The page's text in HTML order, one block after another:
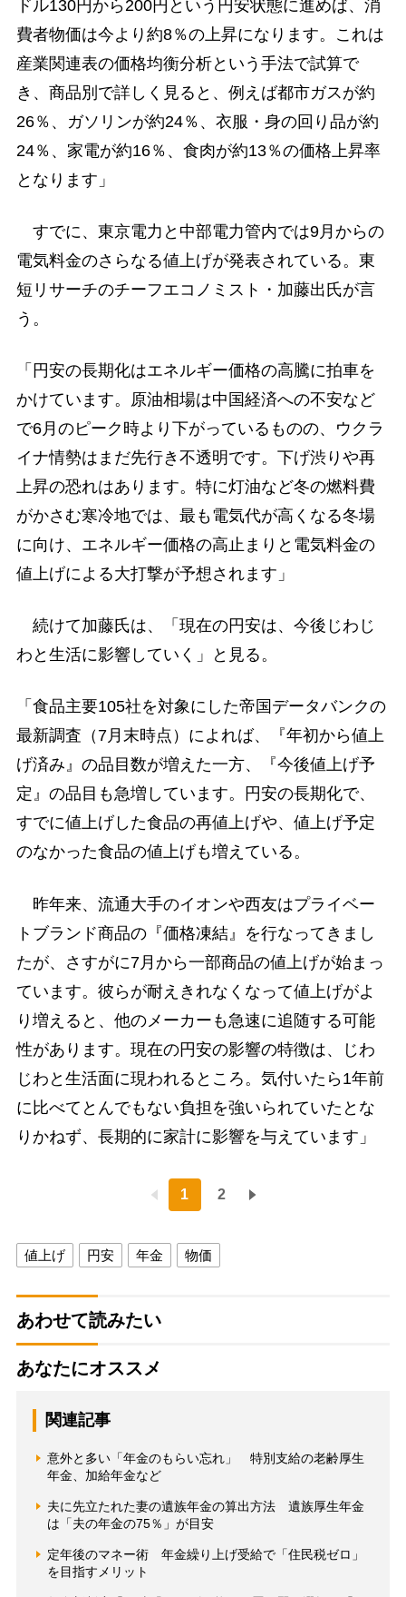
ドル130円から200円という円安状態に進めば、消
費者物価は今より約8％の上昇になります。これは
産業関連表の価格均衡分析という手法で試算で
き、商品別で詳しく見ると、例えば都市ガスが約
26％、ガソリンが約24％、衣服・身の回り品が約
24％、家電が約16％、食肉が約13％の価格上昇率
となります」
すでに、東京電力と中部電力管内では9月からの
電気料金のさらなる値上げが発表されている。東
短リサーチのチーフエコノミスト・加藤出氏が言
う。
「円安の長期化はエネルギー価格の高騰に拍車を
かけています。原油相場は中国経済への不安など
で6月のピーク時より下がっているものの、ウクラ
イナ情勢はまだ先行き不透明です。下げ渋りや再
上昇の恐れはあります。特に灯油など冬の燃料費
がかさむ寒冷地では、最も電気代が高くなる冬場
に向け、エネルギー価格の高止まりと電気料金の
値上げによる大打撃が予想されます」
続けて加藤氏は、「現在の円安は、今後じわじ
わと生活に影響していく」と見る。
「食品主要105社を対象にした帝国データバンクの
最新調査（7月末時点）によれば、『年初から値上
げ済み』の品目数が増えた一方、『今後値上げ予
定』の品目も急増しています。円安の長期化で、
すでに値上げした食品の再値上げや、値上げ予定
のなかった食品の値上げも増えている。
昨年来、流通大手のイオンや西友はプライベー
トブランド商品の『価格凍結』を行なってきまし
たが、さすがに7月から一部商品の値上げが始まっ
ています。彼らが耐えきれなくなって値上げがよ
り増えると、他のメーカーも急速に追随する可能
性があります。現在の円安の影響の特徴は、じわ
じわと生活面に現われるところ。気付いたら1年前
に比べてとんでもない負担を強いられていたとな
りかねず、長期的に家計に影響を与えています」
1 2
値上げ 円安 年金 物価
あわせて読みたい
あなたにオススメ
関連記事
意外と多い「年金のもらい忘れ」 特別支給の老齢厚生
年金、加給年金など
夫に先立たれた妻の遺族年金の算出方法 遺族厚生年金
は「夫の年金の75％」が目安
定年後のマネー術 年金繰り上げ受給で「住民税ゼロ」
を目指すメリット